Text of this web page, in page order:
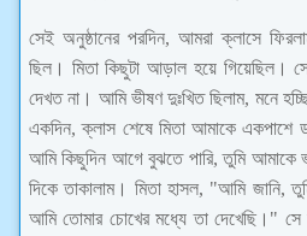
সেই অনুষ্ঠানের পরদিন, আমরা ক্লাসে
ছিল। মিতা কিছুটা আড়াল হয়ে গিয়েছিল।
দেখত না। আমি ভীষণ দুঃখিত ছিলাম, মনে
একদিন, ক্লাস শেষে মিতা আমাকে
আমি কিছুদিন আগে বুঝতে পারি, তুমি আমাকে
দিকে তাকালাম। মিতা হাসল, "আমি জানি,
আমি তোমার চোখের মধ্যে তা দেখেছি।"